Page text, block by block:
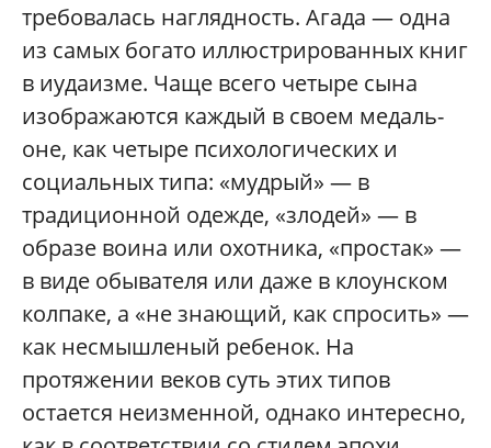
требовалась наглядность. Агада — одна
из самых богато иллюстрированных книг
в иудаизме. Чаще всего четыре сына
изображаются каждый в своем медаль­
оне, как четыре психологических и
социальных типа: «мудрый» — в
традиционной одежде, «злодей» — в
образе воина или охотника, «простак» —
в виде обывателя или даже в клоунском
колпаке, а «не знающий, как спросить» —
как несмышленый ребенок. На
протяжении веков суть этих типов
остается неизменной, однако интересно,